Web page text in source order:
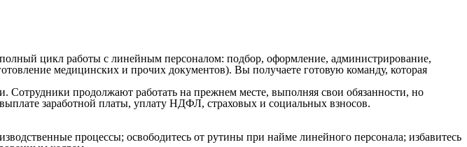
цикл работы с линейным персоналом: подбор, оформление, администрирование,
медицинских и прочих документов). Вы получаете готовую команду, которая
продолжают работать на прежнем месте, выполняя свои обязанности, но
заработной платы, уплату НДФЛ, страховых и социальных взносов.
процессы; освободитесь от рутины при найме линейного персонала; избавитесь